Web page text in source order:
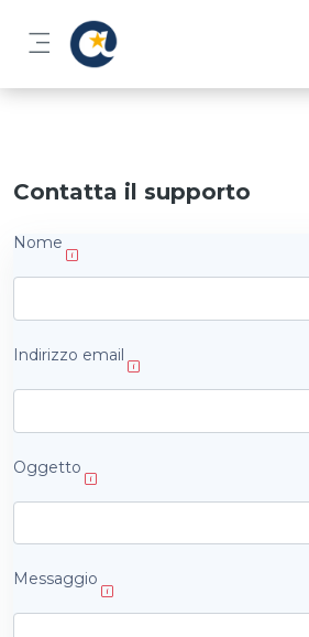
Pannello laterale
Contatta il supporto
Nome
Indirizzo email
Oggetto
Messaggio